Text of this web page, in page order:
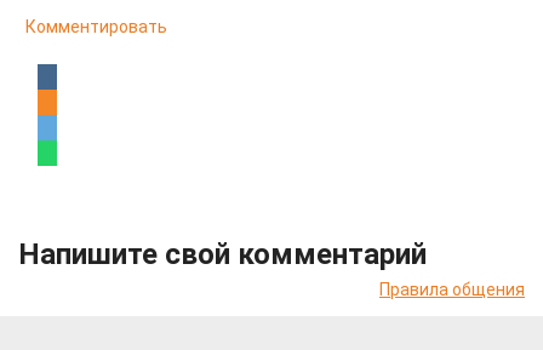
Комментировать
Напишите свой комментарий
Правила общения